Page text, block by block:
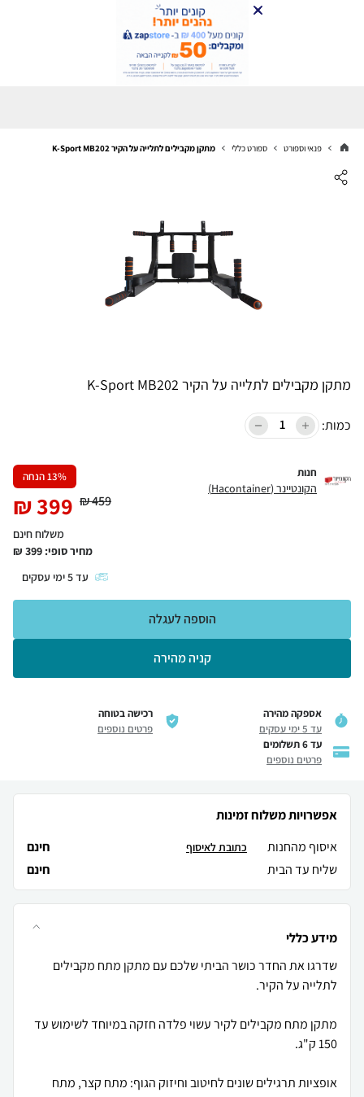
פנאי וספורט ספורט כללי מתקן מקבילים לתלייה על הקיר K-Sport MB202
מתקן מקבילים לתלייה על הקיר K-Sport MB202
כמות:
חנות
הקונטיינר (Hacontainer)
13% הנחה
459
₪
399
₪
משלוח חינם
מחיר סופי: 399
₪
עד5ימי עסקים
קניה מהירה
הוספה לעגלה
אספקה מהירה
עד 5 ימי עסקים
רכישה בטוחה
פרטים נוספים
עד 6 תשלומים
פרטים נוספים
אפשרויות משלוח זמינות
איסוף מהחנות
חינם כתובת לאיסוף
שליח עד הבית חינם
מידע כללי
שדרגו את החדר כושר הביתי שלכם עם מתקן מתח מקבילים
מתקן מתח מקבילים לקיר עשוי פלדה חזקה במיוחד לשימוש עד
אופציות תרגילים שונים לחיטוב וחיזוק הגוף: מתח קצר, מתח